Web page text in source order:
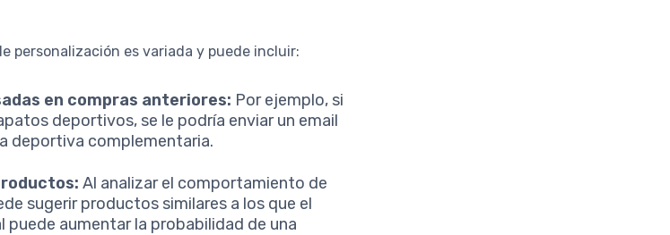
personalización es variada y puede incluir:
en compras anteriores: Por ejemplo, si
deportivos, se le podría enviar un email
deportiva complementaria.
Al analizar el comportamiento de
sugerir productos similares a los que el
puede aumentar la probabilidad de una